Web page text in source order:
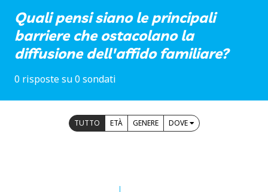
Quali pensi siano le principali
barriere che ostacolano la
diffusione dell'affido familiare?
0 risposte su 0 sondati
TUTTO ETÀ GENERE DOVE